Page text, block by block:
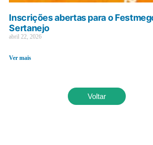
Inscrições abertas para o
Sertanejo
abril 22, 2026
Ver mais
Voltar